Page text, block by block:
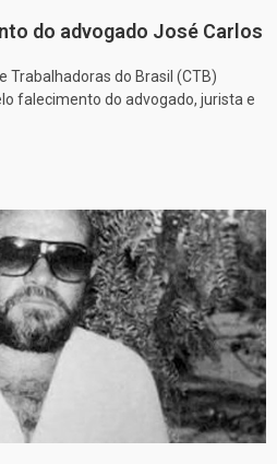
do advogado José Carlos
Trabalhadoras do Brasil (CTB)
falecimento do advogado, jurista e